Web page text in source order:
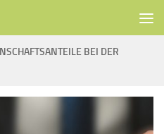
BEI DER